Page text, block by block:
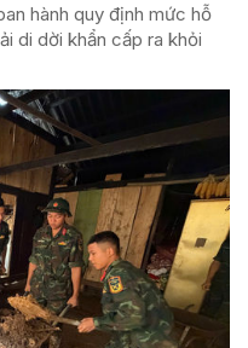
hành quy định mức hỗ
di dời khẩn cấp ra khỏi